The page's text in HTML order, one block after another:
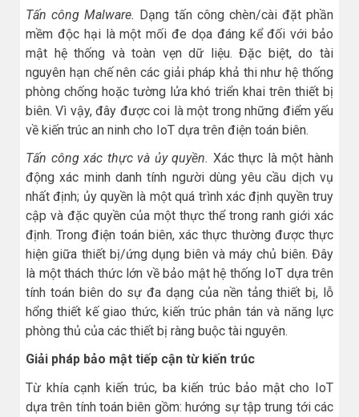
Tấn công Malware. Dạng tấn công chèn/cài đặt phần
mềm độc hại là một mối đe dọa đáng kể đối với bảo
mật hệ thống và toàn vẹn dữ liệu. Đặc biệt, do tài
nguyên hạn chế nên các giải pháp khả thi như hệ thống
phòng chống hoặc tường lửa khó triển khai trên thiết bị
biên. Vì vậy, đây được coi là một trong những điểm yếu
về kiến trúc an ninh cho IoT dựa trên điện toán biên.
Tấn công xác thực và ủy quyền. Xác thực là một hành
động xác minh danh tính người dùng yêu cầu dịch vụ
nhất định; ủy quyền là một quá trình xác định quyền truy
cập và đặc quyền của một thực thể trong ranh giới xác
định. Trong điện toán biên, xác thực thường được thực
hiện giữa thiết bị/ứng dụng biên và máy chủ biên. Đây
là một thách thức lớn về bảo mật hệ thống IoT dựa trên
tính toán biên do sự đa dạng của nền tảng thiết bị, lỗ
hổng thiết kế giao thức, kiến trúc phân tán và năng lực
phòng thủ của các thiết bị ràng buộc tài nguyên.
Giải pháp bảo mật tiếp cận từ kiến trúc
Từ khía cạnh kiến trúc, ba kiến trúc bảo mật cho IoT
dựa trên tính toán biên gồm: hướng sự tập trung tới các